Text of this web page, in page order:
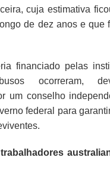
cuja estimativa
de dez anos e que
financiado pelas
ocorreram,
um conselho
federal para